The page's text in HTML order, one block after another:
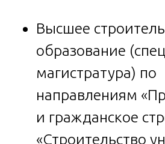
Высшее
образование
магистратура) по
направлениям
и гражданское
«Строительство